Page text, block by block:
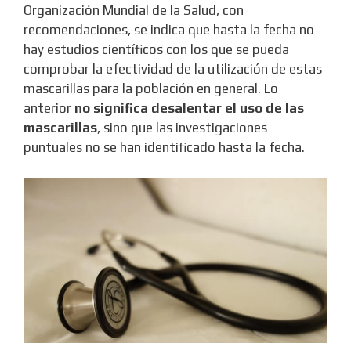
Organización Mundial de la Salud, con
recomendaciones, se indica que hasta la fecha no
hay estudios científicos con los que se pueda
comprobar la efectividad de la utilización de estas
mascarillas para la población en general. Lo
anterior no significa desalentar el uso de las
mascarillas, sino que las investigaciones
puntuales no se han identificado hasta la fecha.